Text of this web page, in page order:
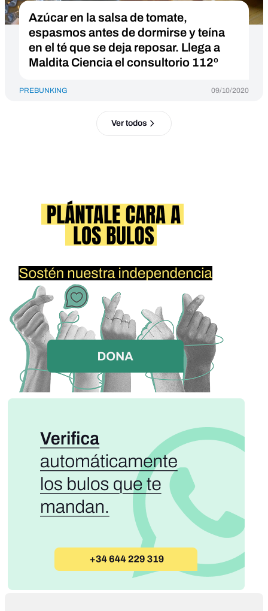
Azúcar en la salsa de tomate,
espasmos antes de dormirse y teína
en el té que se deja reposar. Llega a
Maldita Ciencia el consultorio 112º
PREBUNKING 09/10/2020
Ver todos